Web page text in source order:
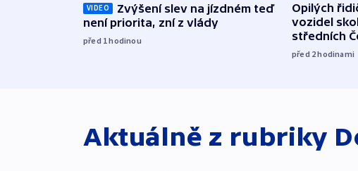
VIDEO
Zvýšení slev na jízdném teď
není priorita, zní z vlády
před 1hodinou
Opilých
vozidel
středních
před 2hodinami
Aktuálně z rubriky